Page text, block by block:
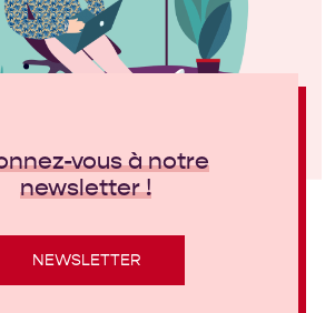
vous à notre
newsletter !
NEWSLETTER